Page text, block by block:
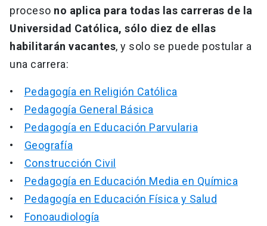
proceso no aplica para todas las carreras de la
Universidad Católica, sólo diez de ellas
habilitarán vacantes, y solo se puede postular a
una carrera:
• Pedagogía en Religión Católica
• Pedagogía General Básica
• Pedagogía en Educación Parvularia
• Geografía
• Construcción Civil
• Pedagogía en Educación Media en Química
• Pedagogía en Educación Física y Salud
• Fonoaudiología